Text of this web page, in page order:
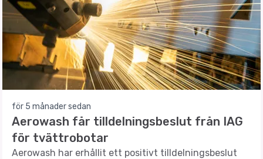
för 5 månader sedan
Aerowash får tilldelningsbeslut från IAG
för tvättrobotar
Aerowash har erhållit ett positivt tilldelningsbeslut